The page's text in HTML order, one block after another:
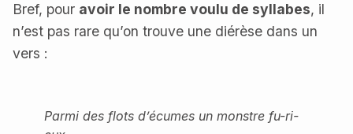
Bref, pour avoir le nombre voulu de syllabes, il
n’est pas rare qu’on trouve une diérèse dans un
vers :
Parmi des flots d’écumes un monstre fu-ri-